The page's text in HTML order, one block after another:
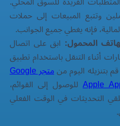
وتتبع المبيعات إلى حملات
فإنه يغطي جميع الجوانب.
المحمول: ابق على اتصال
أثناء التنقل باستخدام تطبيق
بتنزيله اليوم من متجر Google
للوصول إلى القوائم،
التحديثات في الوقت الفعلي